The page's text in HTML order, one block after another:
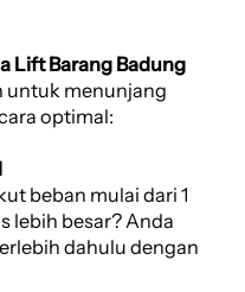
Lift Barang Badung
untuk menunjang
optimal:
beban mulai dari 1
lebih besar? Anda
dahulu dengan